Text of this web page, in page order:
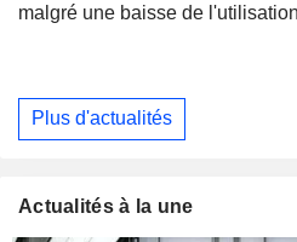
malgré une baisse de
Plus d'actualités
Actualités à la une